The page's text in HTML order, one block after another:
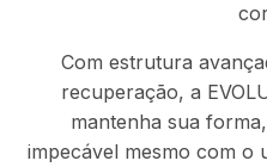
Com estrutura
recuperação, a
mantenha sua
impecável mesmo com